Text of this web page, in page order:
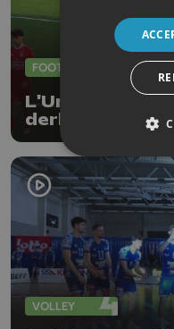
FOOTBALL
L'Union
derby
Waremme (2-4)
VOLLEY